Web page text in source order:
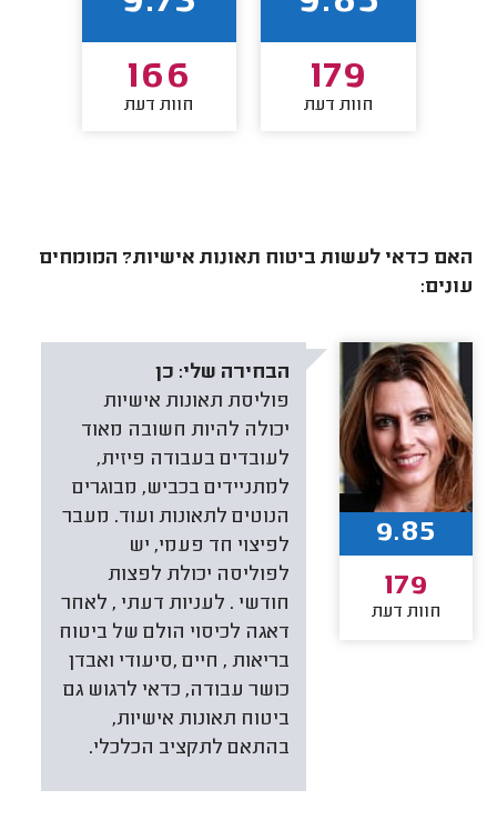
179
חוות דעת
166
חוות דעת
האם כדאי לעשות ביטוח תאונות אישיות? המומחים
עונים:
הבחירה שלי: כן
פוליסת תאונות אישיות
יכולה להיות חשובה מאוד
לעובדים בעבודה פיזית,
למתניידים בכביש, מבוגרים
הנוטים לתאונות ועוד. מעבר
לפיצוי חד פעמי, יש
לפוליסה יכולת לפצות
חודשי . לעניות דעתי , לאחר
דאגה לכיסוי הולם של ביטוח
בריאות , חיים ,סיעודי ואבדן
כושר עבודה, כדאי לרגוש גם
ביטוח תאונות אישיות,
בהתאם לתקציב הכלכלי.
9.85
179
חוות דעת